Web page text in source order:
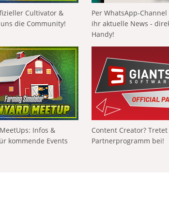
Cultivator &
die Community!
Per WhatsApp-
ihr aktuelle News -
Handy!
Infos &
kommende Events
Content Creator?
Partnerprogramm bei!